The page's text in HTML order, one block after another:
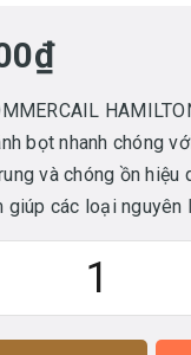
bọt nhanh chóng
và chóng ồn
các loại nguyên